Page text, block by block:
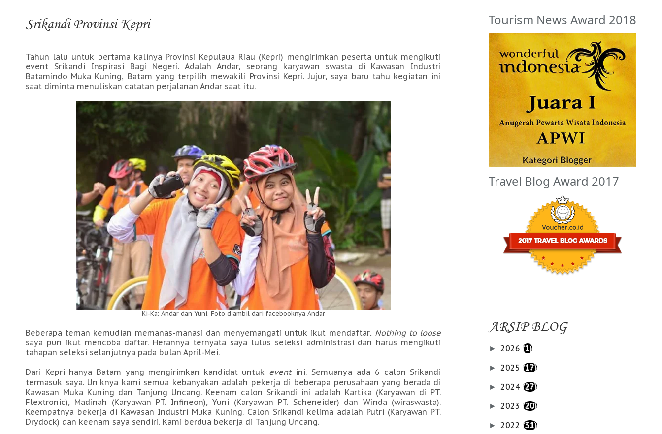
Srikandi Provinsi Kepri
Tahun lalu untuk pertama kalinya Provinsi Kepulaua Riau (Kepri) mengirimkan peserta untuk mengikuti
event Srikandi Inspirasi Bagi Negeri. Adalah Andar, seorang karyawan swasta di Kawasan Industri
Batamindo Muka Kuning, Batam yang terpilih mewakili Provinsi Kepri. Jujur, saya baru tahu kegiatan ini
saat diminta menuliskan catatan perjalanan Andar saat itu.
Ki-Ka: Andar dan Yuni. Foto diambil dari facebooknya Andar
Beberapa teman kemudian memanas-manasi dan menyemangati untuk ikut mendaftar. Nothing to loose
saya pun ikut mencoba daftar. Herannya ternyata saya lulus seleksi administrasi dan harus mengikuti
tahapan seleksi selanjutnya pada bulan April-Mei.
Dari Kepri hanya Batam yang mengirimkan kandidat untuk eventini.Semuanya ada 6 calon Srikandi
termasuk saya. Uniknya kami semua kebanyakan adalah pekerja di beberapa perusahaan yang berada di
Kawasan Muka Kuning dan Tanjung Uncang. Keenam calon Srikandi ini adalah Kartika (Karyawan di PT.
Flextronic), Madinah (Karyawan PT. Infineon), Yuni (Karyawan PT. Scheneider) dan Winda (wiraswasta).
Keempatnya bekerja di Kawasan Industri Muka Kuning. Calon Srikandi kelima adalah Putri (Karyawan PT.
Drydock) dan keenam saya sendiri. Kami berdua bekerja di Tanjung Uncang.
Tourism News Award 2018
Travel Blog Award 2017
ARSIP BLOG
► 2026 (1)
► 2025 (17)
► 2024 (27)
► 2023 (20)
► 2022 (31)